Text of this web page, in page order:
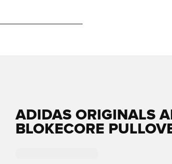
ADIDAS ORIGINALS
BLOKECORE